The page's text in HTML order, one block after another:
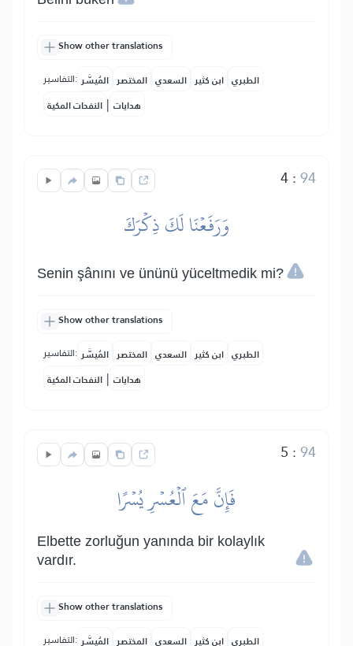
Show other translations
التفاسير: المُيسَّر المختصر السعدي ابن كثير الطبري
النفحات المكية | هدايات
4:94
وَرَفَعۡنَا لَكَ ذِكۡرَكَ
Senin şânını ve ününü yüceltmedik mi?
Show other translations
التفاسير: المُيسَّر المختصر السعدي ابن كثير الطبري
النفحات المكية | هدايات
5 :94
فَإِنَّ مَعَ ٱلۡعُسۡرِ يُسۡرًا
Elbette zorluğun yanında bir kolaylık
vardır.
Show other translations
التفاسير: المُيسَّر المختصر السعدي ابن كثير الطبري